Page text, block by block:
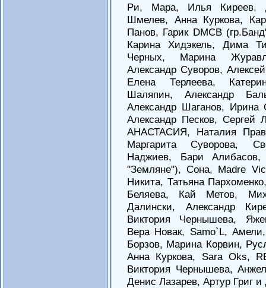
Ри, Мара, Илья Киреев,
Шмелев, Анна Куркова,
Панов, Гарик DMCB
Карина Хидэкель, Дима
Черных, Марина
Александр Суворов,
Елена Терлеева,
Шаляпин, Александр
Александр Шаганов, Ирина
Александр Песков, Сергей
АНАСТАСИЯ, Наталия
Маргарита Суворова,
Наджиев, Бари
"Земляне"), Сона, Madre
Никита, Татьяна
Беляева, Кай Метов,
Далински, Александр
Виктория Чернышева,
Вера Новак, Samo`L,
Борзов, Марина Корвин,
Анна Куркова, Sara Oks,
Виктория Чернышева,
Денис Лазарев, Артур Григ и